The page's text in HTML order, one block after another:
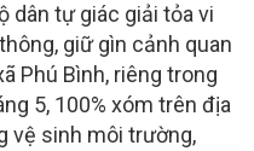
dân tự giác giải tỏa vi
giữ gìn cảnh quan
Phú Bình, riêng trong
5, 100% xóm trên địa
vệ sinh môi trường,